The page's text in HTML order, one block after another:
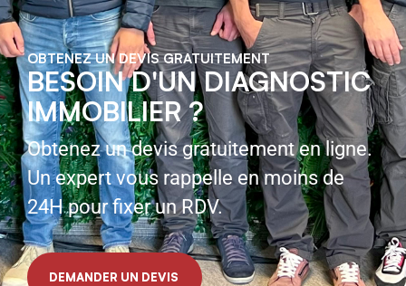
OBTENEZ UN DEVIS GRATUITEMENT
BESOIN D'UN DIAGNOSTIC
IMMOBILIER ?
Obtenez un devis gratuitement en ligne.
Un expert vous rappelle en moins de
24H pour fixer un RDV.
DEMANDER UN DEVIS